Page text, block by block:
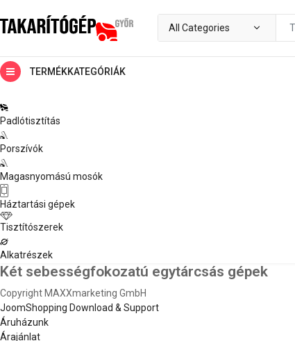
TERMÉKKATEGÓRIÁK
Padlótisztítás
Porszívók
Magasnyomású mosók
Háztartási gépek
Tisztítószerek
Alkatrészek
Két sebességfokozatú egytárcsás gépek
Copyright MAXXmarketing GmbH
JoomShopping Download & Support
Áruházunk
Árajánlat